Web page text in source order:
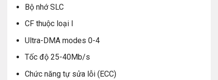
Bộ nhớ SLC
CF thuộc loại I
Ultra-DMA modes 0-4
Tốc độ 25-40Mb/s
Chức năng tự sửa lỗi (ECC)